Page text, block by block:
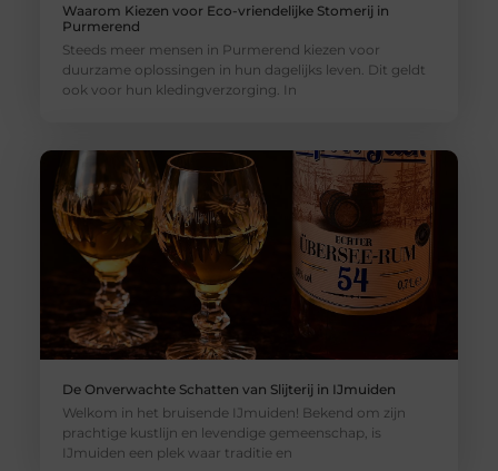
Waarom Kiezen voor Eco-vriendelijke Stomerij in
Purmerend
Steeds meer mensen in Purmerend kiezen voor
duurzame oplossingen in hun dagelijks leven. Dit geldt
ook voor hun kledingverzorging. In
De Onverwachte Schatten van Slijterij in IJmuiden
Welkom in het bruisende IJmuiden! Bekend om zijn
prachtige kustlijn en levendige gemeenschap, is
IJmuiden een plek waar traditie en